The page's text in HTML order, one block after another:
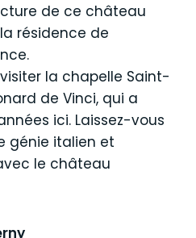
de ce château
résidence de
la chapelle Saint-
de Vinci, qui a
ici. Laissez-vous
génie italien et
le château